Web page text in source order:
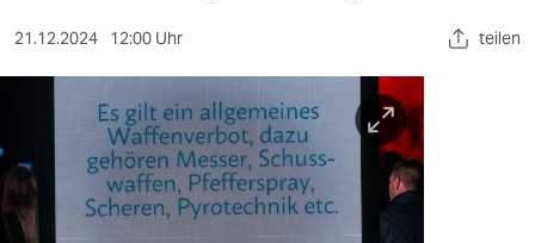
verlag
verlag
veranstaltungen
21.12.2024 12:00 Uhr teilen